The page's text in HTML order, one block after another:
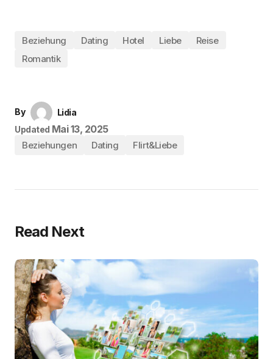
Beziehung Dating Hotel Liebe
Reise
Romantik
By
Lidia
Updated Mai 13, 2025
Beziehungen Dating Flirt&Liebe
Read Next